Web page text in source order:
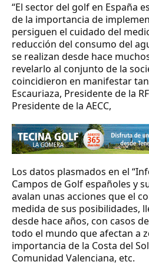
“El sector del golf en España
de la importancia de
persiguen el cuidado del
reducción del consumo del
se realizan desde hace
revelarlo al conjunto de la
coincidieron en manifestar
Escauriaza, Presidente de la
Presidente de la AECC,
Los datos plasmados en el
Campos de Golf españoles y
avalan unas acciones que el
medida de sus posibilidades,
desde hace años, con casos
todo el mundo que afectan a
importancia de la Costa del
Comunidad Valenciana, etc.